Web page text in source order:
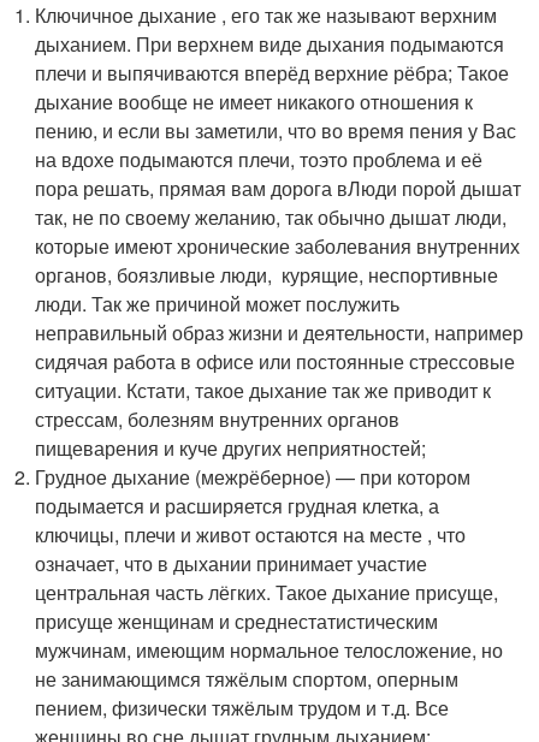
Ключичное дыхание , его так же называют верхним
дыханием. При верхнем виде дыхания подымаются
плечи и выпячиваются вперёд верхние рёбра; Такое
дыхание вообще не имеет никакого отношения к
пению, и если вы заметили, что во время пения у Вас
на вдохе подымаются плечи, тоэто проблема и её
пора решать, прямая вам дорога вЛюди порой дышат
так, не по своему желанию, так обычно дышат люди,
которые имеют хронические заболевания внутренних
органов, боязливые люди, курящие, неспортивные
люди. Так же причиной может послужить
неправильный образ жизни и деятельности, например
сидячая работа в офисе или постоянные стрессовые
ситуации. Кстати, такое дыхание так же приводит к
стрессам, болезням внутренних органов
пищеварения и куче других неприятностей;
Грудное дыхание (межрёберное) — при котором
подымается и расширяется грудная клетка, а
ключицы, плечи и живот остаются на месте , что
означает, что в дыхании принимает участие
центральная часть лёгких. Такое дыхание присуще,
присуще женщинам и среднестатистическим
мужчинам, имеющим нормальное телосложение, но
не занимающимся тяжёлым спортом, оперным
пением, физически тяжёлым трудом и т.д. Все